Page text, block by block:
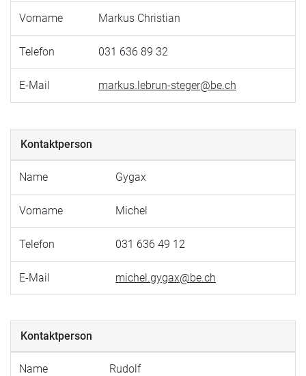
Vorname Markus Christian
Telefon 031 636 89 32
E-Mail markus.lebrun-steger@be.ch
Kontaktperson
Name Gygax
Vorname Michel
Telefon 031 636 49 12
E-Mail michel.gygax@be.ch
Kontaktperson
Name Rudolf